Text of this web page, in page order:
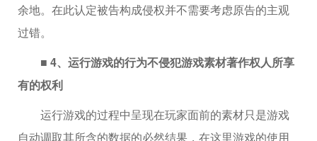
余地。在此认定被告构成侵权并不需要考虑原告的主观
过错。
■ 4、运行游戏的行为不侵犯游戏素材著作权人所享
有的权利
运行游戏的过程中呈现在玩家面前的素材只是游戏
自动调取其所含的数据的必然结果，在这里游戏的使用